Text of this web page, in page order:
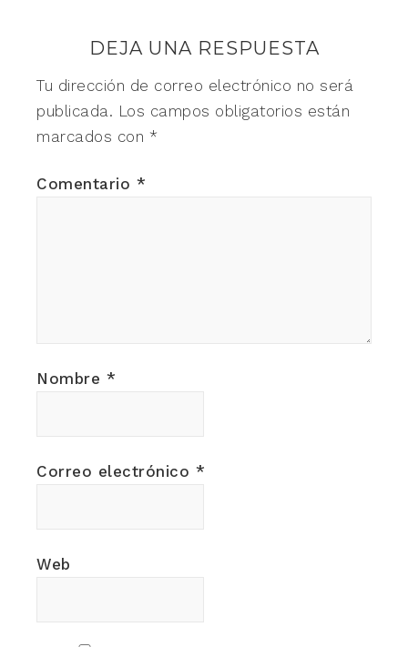
DEJA UNA RESPUESTA
Tu dirección de correo electrónico no será
publicada. Los campos obligatorios están
marcados con *
Comentario *
Nombre *
Correo electrónico *
Web